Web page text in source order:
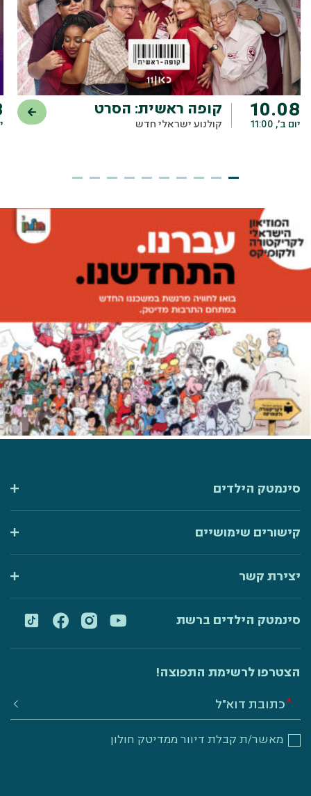
10.08
יום ב׳, 11:00
קופה ראשית: הסרט
קולנוע ישראלי חדש
סינמטק הילדים
קישורים שימושיים
יצירת קשר
הצטרפו לרשימת התפוצה!
מאשר/ת קבלת דיוור ממדיטק חולון
סינמטק הילדים ברשת